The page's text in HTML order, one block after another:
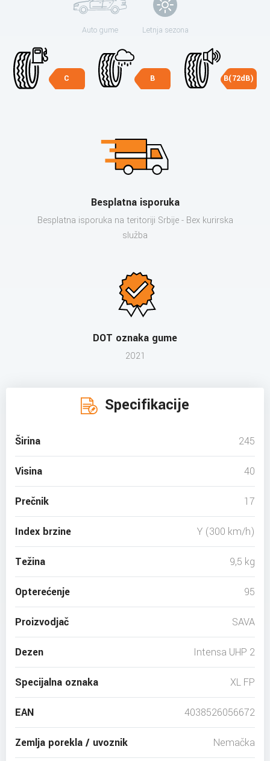
Auto gume Letnja sezona
C B B(72dB)
Besplatna isporuka
Besplatna isporuka na teritoriji Srbije - Bex kurirska
služba
DOT oznaka gume
2021
Specifikacije
Širina 245
Visina 40
Prečnik 17
Index brzine Y (300 km/h)
Težina 9,5 kg
Opterećenje 95
Proizvodjač SAVA
Dezen Intensa UHP 2
Specijalna oznaka XL FP
EAN 4038526056672
Zemlja porekla / uvoznik Nemačka